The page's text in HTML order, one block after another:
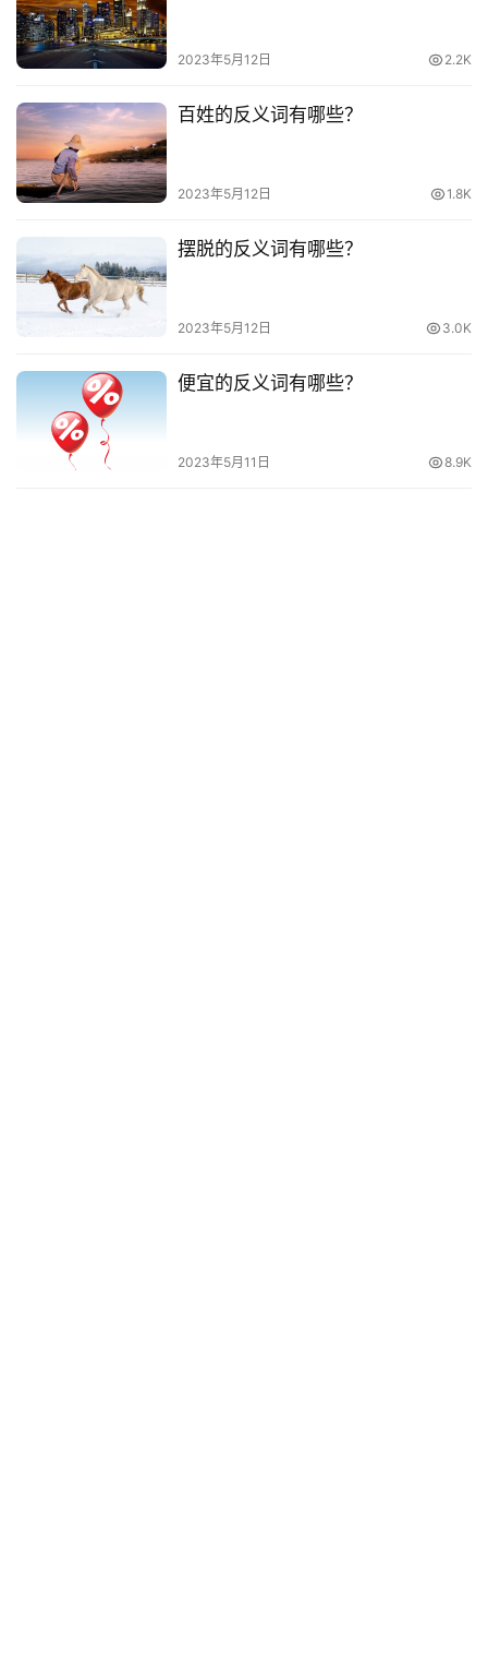
2023年5月12日 2.2K
百姓的反义词有哪些？
2023年5月12日 1.8K
摆脱的反义词有哪些？
2023年5月12日 3.0K
便宜的反义词有哪些？
2023年5月11日 8.9K